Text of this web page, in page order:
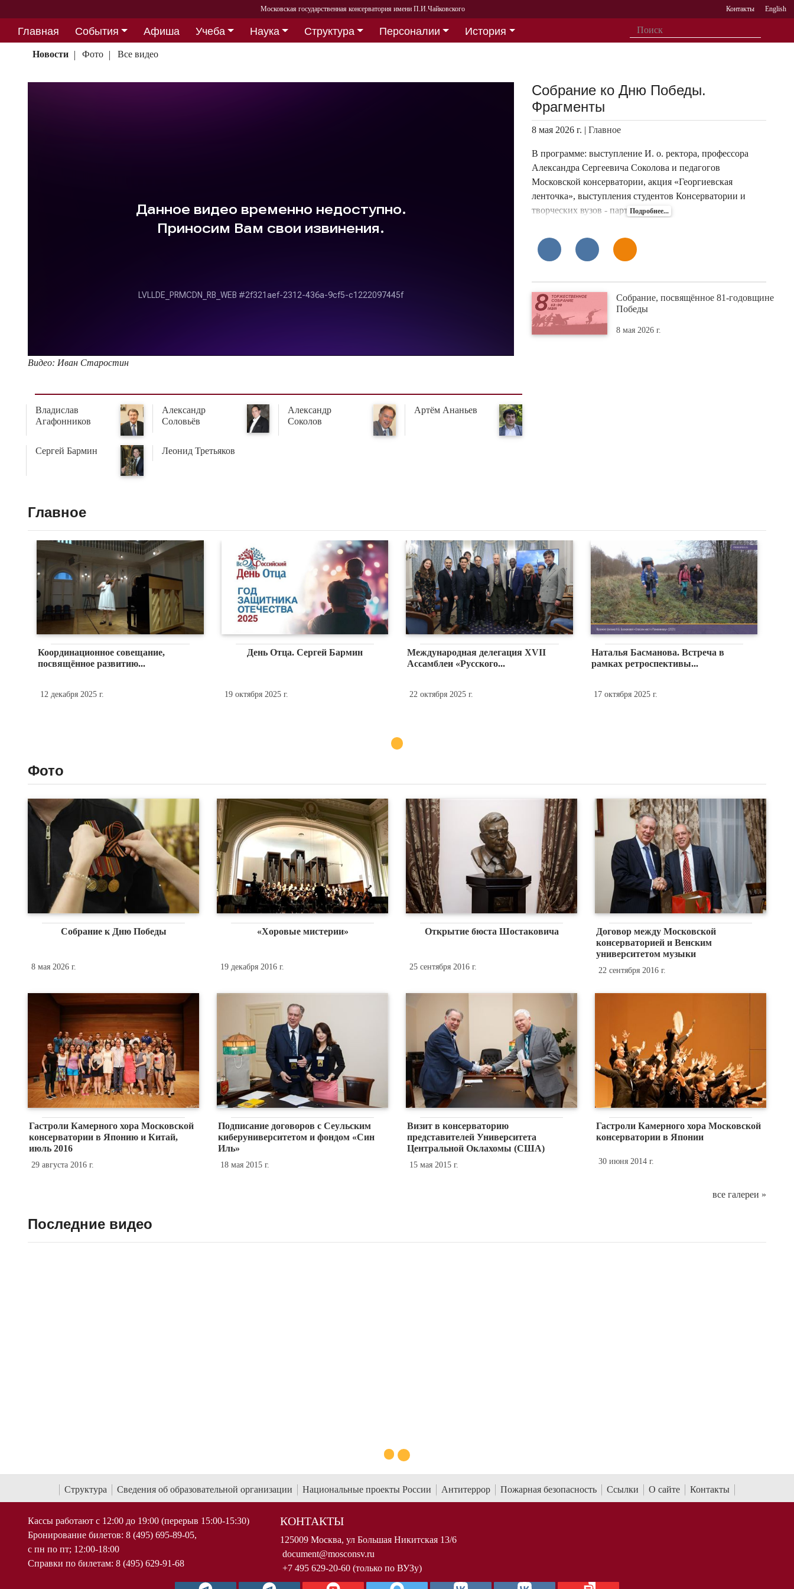
Московская государственная консерватория имени П.И.Чайковского Контакты English
Главная События Афиша Учеба Наука Структура Персоналии
История
Партнерство
Новости Фото Все видео
Видео: Иван Старостин
Собрание ко Дню Победы.
Фрагменты
8 мая 2026 г. |Главное
В программе: выступление И. о. ректора, профессора
Александра Сергеевича Соколова и педагогов
Московской консерватории, акция «Георгиевская
ленточка», выступления студентов Консерватории и
творческих вузов - партнеров.
Подробнее...
Собрание, посвящённое 81-годовщине
Победы
8 мая 2026 г.
Владислав
Агафонников
Александр
Соловьёв
Александр
Соколов
Артём Ананьев
Сергей Бармин Леонид Третьяков
Главное
Координационное совещание,
посвящённое развитию...
12 декабря 2025 г.
День Отца. Сергей Бармин
19 октября 2025 г.
Международная делегация XVII
Ассамблеи «Русского...
22 октября 2025 г.
Наталья Басманова. Встреча в
рамках ретроспективы...
17 октября 2025 г.
Фото
Собрание к Дню Победы
8 мая 2026 г.
«Хоровые мистерии»
19 декабря 2016 г.
Открытие бюста Шостаковича
25 сентября 2016 г.
Договор между Московской
консерваторией и Венским
университетом музыки
22 сентября 2016 г.
Гастроли Камерного хора Московской
консерватории в Японию и Китай,
июль 2016
29 августа 2016 г.
Подписание договоров с Сеульским
киберуниверситетом и фондом «Син
Иль»
18 мая 2015 г.
Визит в консерваторию
представителей Университета
Центральной Оклахомы (США)
15 мая 2015 г.
Гастроли Камерного хора Московской
консерватории в Японии
30 июня 2014 г.
все галереи »
Последние видео
Структура Сведения об образовательной организации Национальные проекты России Антитеррор Пожарная безопасность Ссылки О сайте Контакты
Кассы работают с 12:00 до 19:00 (перерыв 15:00-15:30)
Бронирование билетов: 8 (495) 695-89-05,
с пн по пт; 12:00-18:00
Справки по билетам: 8 (495) 629-91-68
КОНТАКТЫ
125009 Москва, ул Большая Никитская 13/6
document@mosconsv.ru
+7 495 629-20-60 (только по ВУЗу)